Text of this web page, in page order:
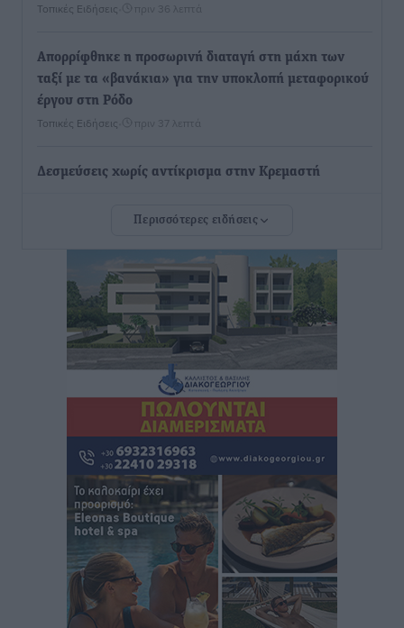
Τοπικές Ειδήσεις πριν 36 λεπτά
Απορρίφθηκε η προσωρινή διαταγή στη μάχη των
ταξί με τα «βανάκια» για την υποκλοπή μεταφορικού
έργου στη Ρόδο
Τοπικές Ειδήσεις πριν 37 λεπτά
Δεσμεύσεις χωρίς αντίκρισμα στην Κρεμαστή
μπορεί να αποτελέσει τη δεύτερη μεγάλη δύναμη της
Ρόδου»
Ρεπορτάζ πριν 38 λεπτά
Οικοδομική «ανάσα» στη Ρόδο: Αυξάνονται οι άδειες,
οι επεκτάσεις, οι ενεργειακές αναβαθμίσεις σε
ολόκληρο το νησί
πριν 39 λεπτά
Στη Ρόδο απολαμβάνει τις καλοκαιρινές της διακοπές
η Φαίη Σκορδά
Τοπικές Ειδήσεις• πριν 41 λεπτά
Χειρουργικές ομάδες στην Κάλυμνο: Το νέο μοντέλο
του ΕΣΥ φέρνει τις επεμβάσεις κοντά στους νησιώτες
Ρεπορτάζ • πριν 43 λεπτά
Περισσότερες ειδήσεις